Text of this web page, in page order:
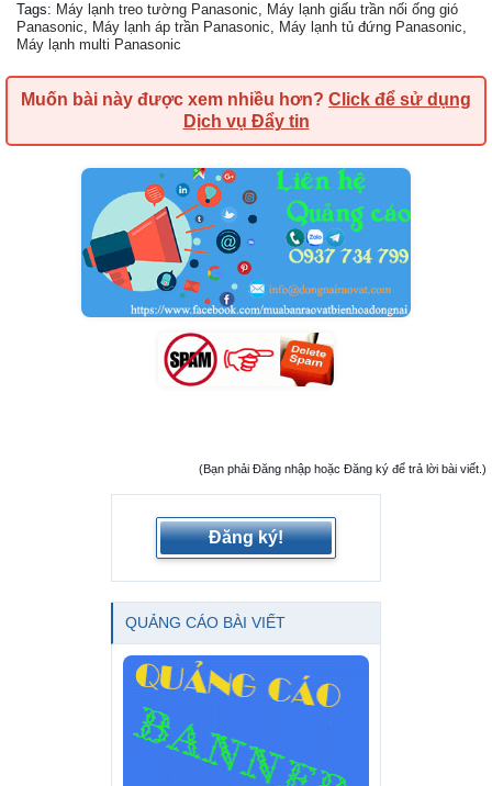
Tags: Máy lạnh treo tường Panasonic, Máy lạnh giấu trần nối ống gió
Panasonic, Máy lạnh áp trần Panasonic, Máy lạnh tủ đứng Panasonic,
Máy lạnh multi Panasonic
Muốn bài này được xem nhiều hơn? Click để sử dụng
Dịch vụ Đẩy tin
(Bạn phải Đăng nhập hoặc Đăng ký để trả lời bài viết.)
Đăng ký!
QUẢNG CÁO BÀI VIẾT